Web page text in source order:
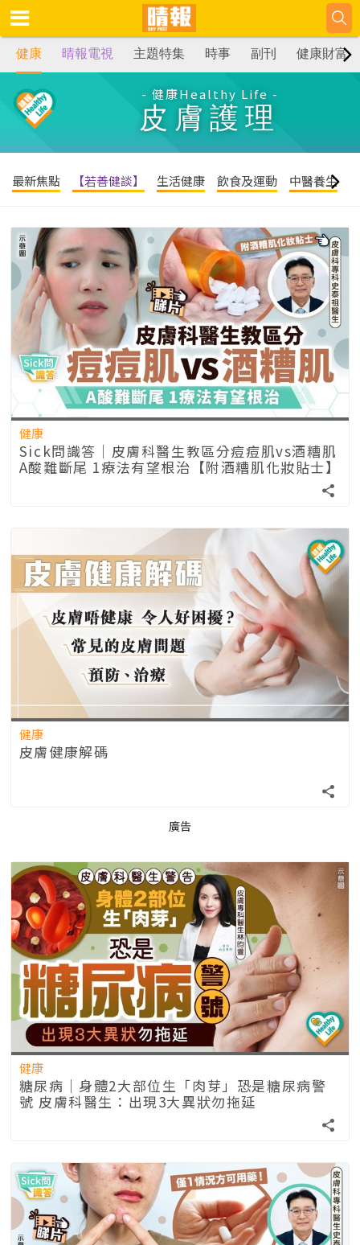
健康 晴報電視 主題特集 時事 副刊 健康財富
- 健康Healthy Life -
皮膚護理
最新焦點 【若善健談】 生活健康 飲食及運動 中醫養生
健康
Sick問識答｜皮膚科醫生教區分痘痘肌vs酒糟肌
A酸難斷尾 1療法有望根治【附酒糟肌化妝貼士】
健康
皮膚健康解碼
廣告
健康
糖尿病｜身體2大部位生「肉芽」恐是糖尿病警
號 皮膚科醫生：出現3大異狀勿拖延